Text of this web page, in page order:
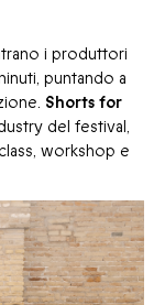
i produttori
puntando a
Shorts for
del festival,
workshop e